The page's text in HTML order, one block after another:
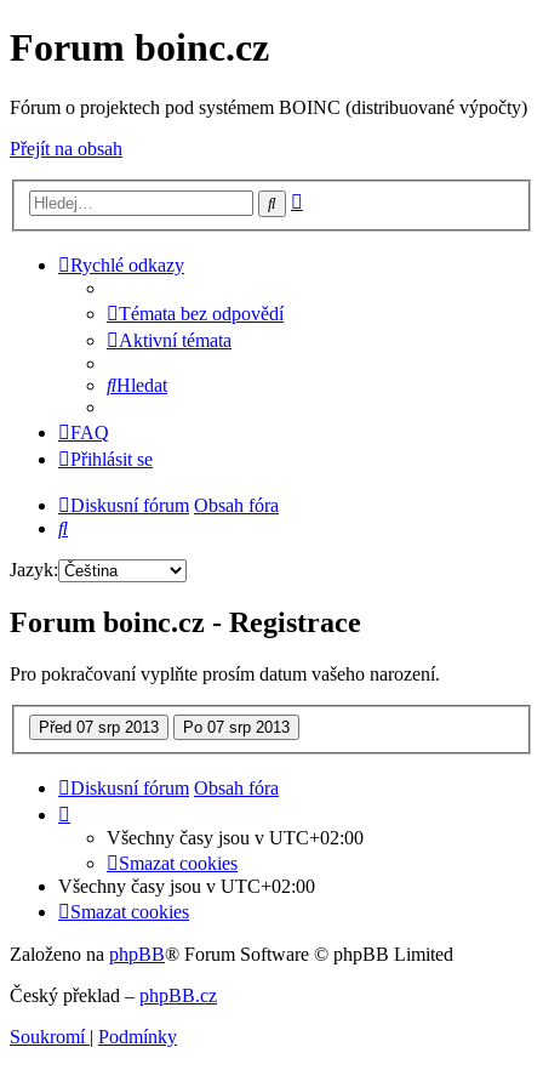
Forum boinc.cz
Fórum o projektech pod systémem BOINC (distribuované výpočty)
Přejít na obsah
Hledat
Rychlé odkazy
Témata bez odpovědí
Aktivní témata
Hledat
FAQ
Přihlásit se
Diskusní fórum Obsah fóra
Hledat
Jazyk:
Forum boinc.cz - Registrace
Pro pokračovaní vyplňte prosím datum vašeho narození.
Diskusní fórum Obsah fóra
Všechny časy jsou v UTC+02:00
Smazat cookies
Všechny časy jsou v UTC+02:00
Smazat cookies
Založeno na phpBB® Forum Software © phpBB Limited
Český překlad – phpBB.cz
Soukromí | Podmínky